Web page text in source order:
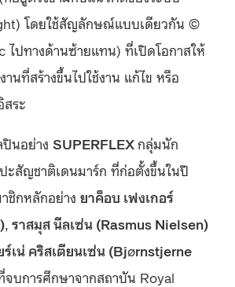
โดยใช้สัญลักษณ์แบบเดียวกัน ©
ไปทางด้านซ้ายแทน) ที่เปิดโอกาสให้
นที่สร้างขึ้นไปใช้งาน แก้ไข หรือ
ระ
นอย่าง SUPERFLEXกลุ่มนัก
ะสัญชาติเดนมาร์ก ที่ก่อตั้งขึ้นในปี
ชิกหลักอย่าง ยาค็อบ เฟงเกอร์
) ราสมุส นีลเซ่น (Rasmus Nielsen)
เน่ คริสเตียนเซ่น (Bjørnstjerne
จบการศึกษาจากสถาบัน Royal